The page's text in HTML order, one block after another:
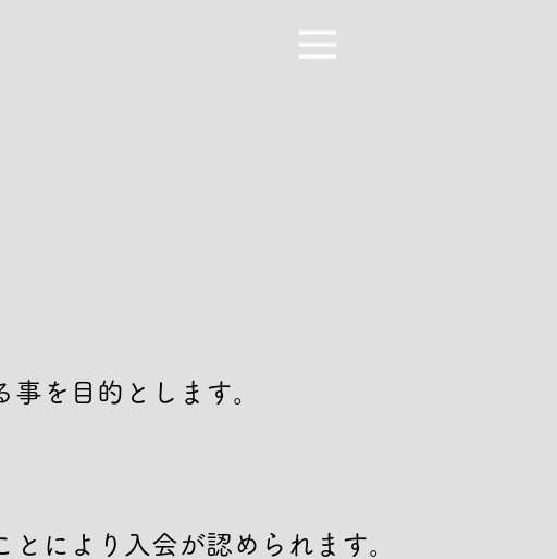
を目的とします。
により入会が認められます。